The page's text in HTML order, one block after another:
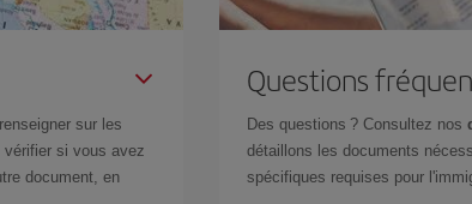
sur les
si vous avez
document, en
Questions
Des questions ? Consultez nos
détaillons les documents
spécifiques requises pour